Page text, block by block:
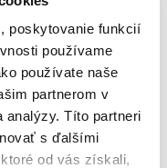
poskytovanie funkcií
používame
používate naše
partnerom v
analýzy. Títo partneri
s ďalšími
od vás získali,
aj keď niekedy ľudí
ondatra, odkiaľ
Prečítajte si článok a
ČÍTAŤ VIAC